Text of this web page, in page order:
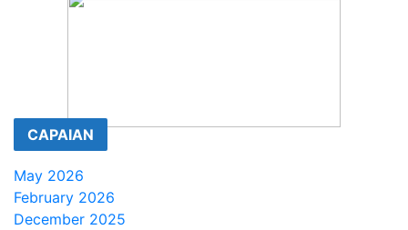
CAPAIAN
May 2026
February 2026
December 2025